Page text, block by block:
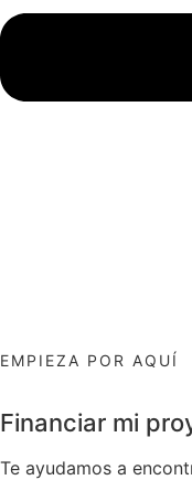
EMPIEZA POR AQUÍ
Financiar mi
Te ayudamos a